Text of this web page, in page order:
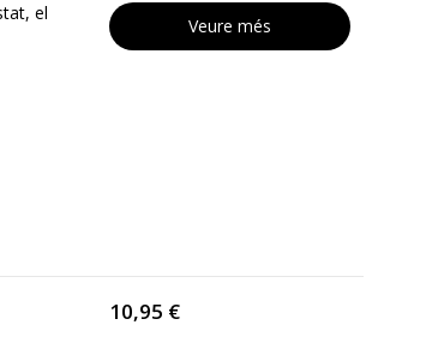
el
Veure més
10,95 €